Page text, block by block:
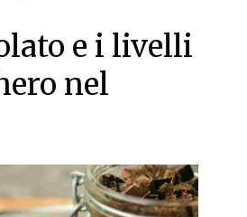
e i livelli
nel